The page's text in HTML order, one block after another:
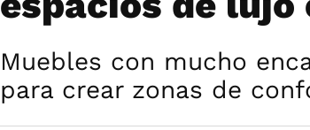
Muebles con mucho
para crear zonas de